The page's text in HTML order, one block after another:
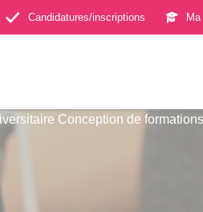
Candidatures/inscriptions Ma
Conception de